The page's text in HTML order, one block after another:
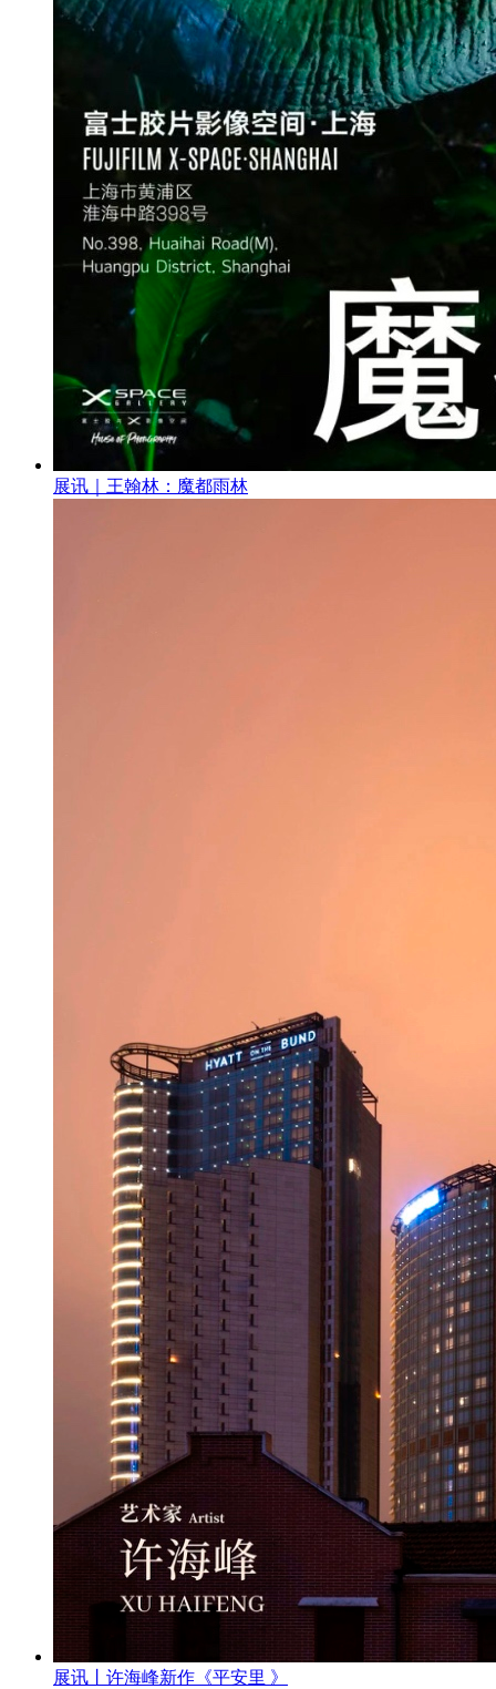
展讯｜王翰林：魔都雨林
展讯丨许海峰新作《平安里 》